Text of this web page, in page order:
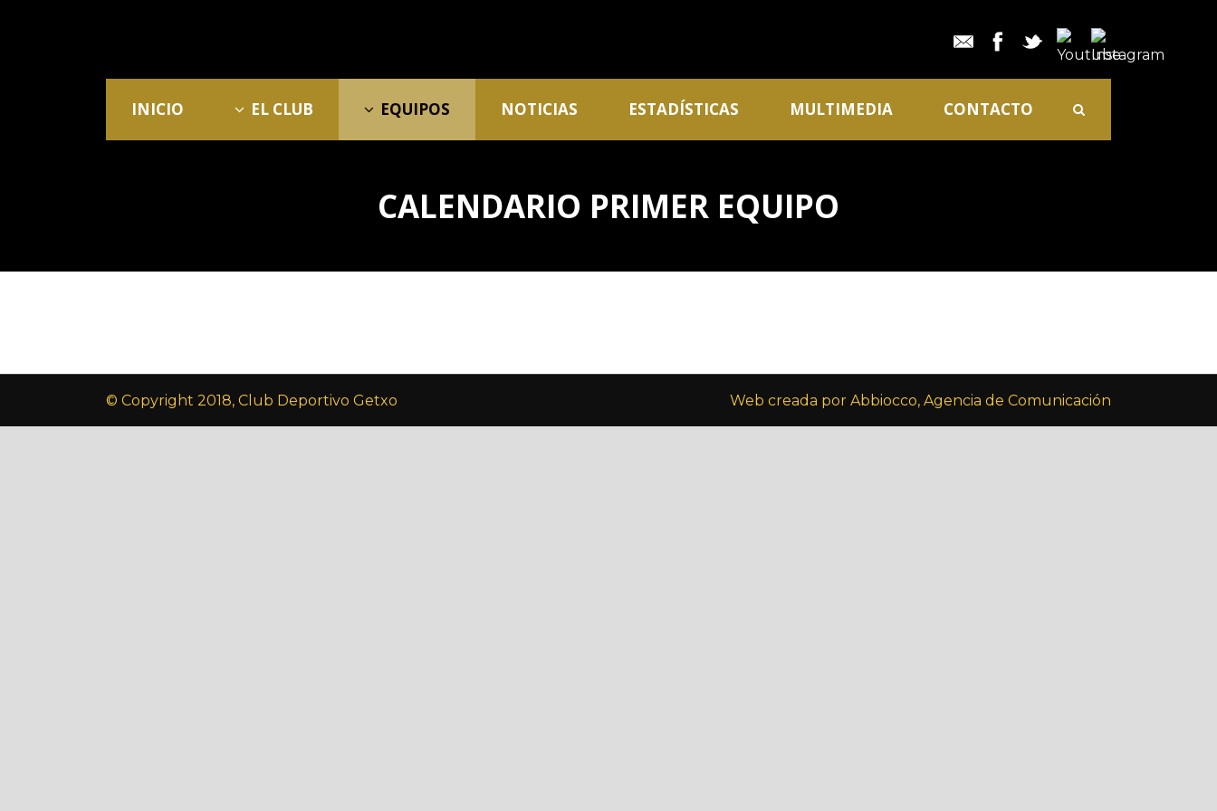
INICIO EL CLUB EQUIPOS NOTICIAS ESTADÍSTICAS MULTIMEDIA CONTACTO
CALENDARIO PRIMER EQUIPO
© Copyright 2018, Club Deportivo Getxo Web creada por Abbiocco, Agencia de Comunicación